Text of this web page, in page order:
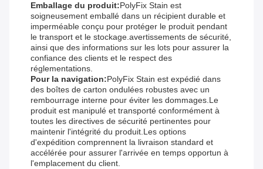
Emballage du produit:PolyFix Stain est
soigneusement emballé dans un récipient durable et
imperméable conçu pour protéger le produit pendant
le transport et le stockage.avertissements de sécurité,
ainsi que des informations sur les lots pour assurer la
confiance des clients et le respect des
réglementations.
Pour la navigation:PolyFix Stain est expédié dans
des boîtes de carton ondulées robustes avec un
rembourrage interne pour éviter les dommages.Le
produit est manipulé et transporté conformément à
toutes les directives de sécurité pertinentes pour
maintenir l'intégrité du produit.Les options
d'expédition comprennent la livraison standard et
accélérée pour assurer l'arrivée en temps opportun à
l'emplacement du client.